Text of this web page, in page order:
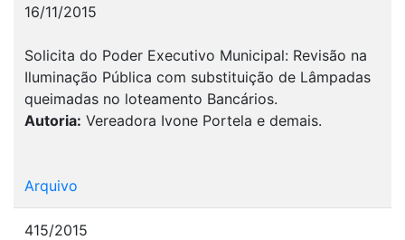
16/11/2015
Solicita do Poder Executivo Municipal: Revisão na
Iluminação Pública com substituição de Lâmpadas
queimadas no loteamento Bancários.
Autoria: Vereadora Ivone Portela e demais.
Arquivo
415/2015